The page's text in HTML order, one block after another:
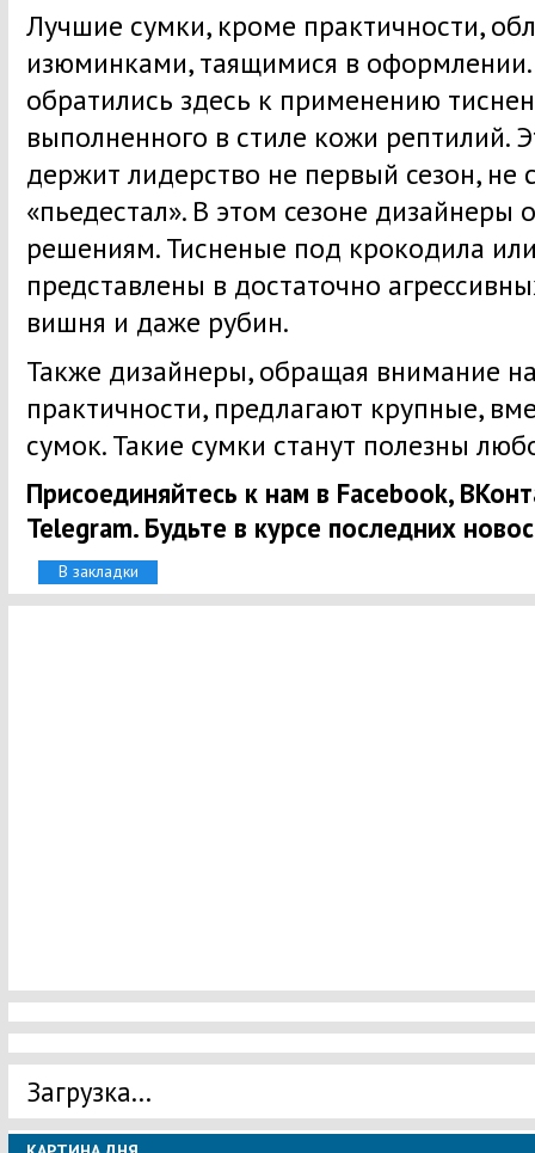
Лучшие сумки, кроме практичности,
изюминками, таящимися в
обратились здесь к применению
выполненного в стиле кожи рептилий.
держит лидерство не первый сезон, не
«пьедестал». В этом сезоне дизайнеры
решениям. Тисненые под крокодила
представлены в достаточно
вишня и даже рубин.
Также дизайнеры, обращая внимание
практичности, предлагают крупные,
сумок. Такие сумки станут полезны
Присоединяйтесь к нам в Facebook,
Telegram. Будьте в курсе последних
В закладки
Загрузка...